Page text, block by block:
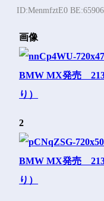
ID:MenmfztE0
画像
2